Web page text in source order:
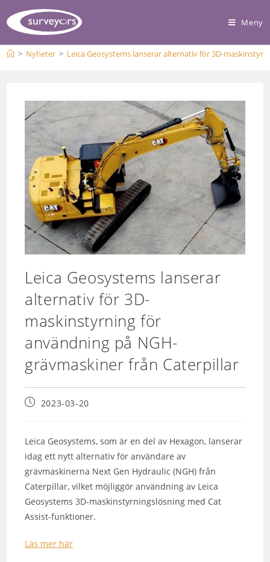
Meny
> Nyheter > Leica Geosystems lanserar alternativ för 3D-
Leica Geosystems lanserar
alternativ för 3D-
maskinstyrning för
användning på NGH-
grävmaskiner från Caterpillar
2023-03-20
Leica Geosystems, som är en del av Hexagon, lanserar
idag ett nytt alternativ för användare av
grävmaskinerna Next Gen Hydraulic (NGH) från
Caterpillar, vilket möjliggör användning av Leica
Geosystems 3D-maskinstyrningslösning med Cat
Assist-funktioner.
Läs mer här